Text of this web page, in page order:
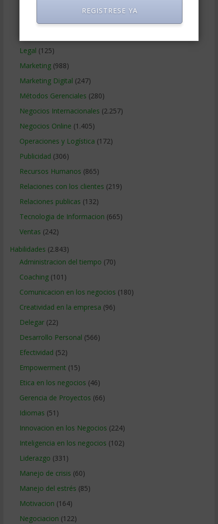
Gerencia social y ambiental
Legal (125)
Marketing(988)
Marketing Digital (247)
Métodos Gerenciales (280)
Negocios Internacionales (2.257)
Negocios Online (1.405)
Operaciones y Logística (172)
Publicidad (306)
Recursos Humanos (865)
Relaciones con los clientes (219)
Relaciones publicas (132)
Tecnologia de Informacion (665)
Ventas (242)
Habilidades (2.843)
Administracion del tiempo (70)
Coaching(101)
Comunicacion en los negocios (180)
Creatividad en la empresa (96)
Delegar(22)
Desarrollo Personal (566)
Efectividad (52)
Empowerment (15)
Etica en los negocios (46)
Gerencia de Proyectos (66)
Idiomas (51)
Innovacion en los Negocios (224)
Inteligencia en los negocios (102)
Liderazgo (331)
Manejo de crisis (60)
Manejo del estrés (85)
Motivacion (164)
Negociacion (122)
REGISTRESE YA